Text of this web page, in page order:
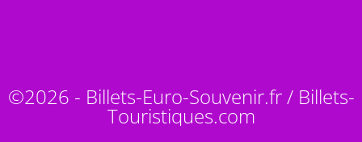
©2026 - Billets-Euro-Souvenir.fr / Billets-
Touristiques.com